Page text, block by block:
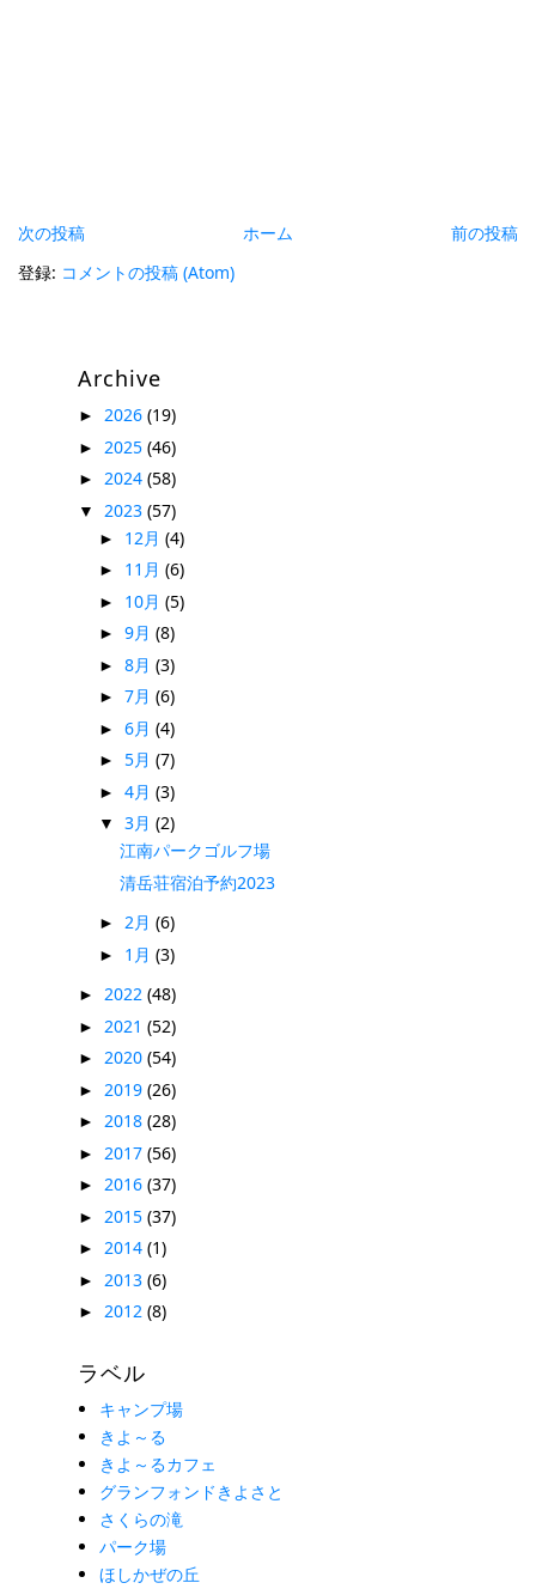
次の投稿 前の投稿
ホーム
登録: コメントの投稿 (Atom)
Archive
► 2026 (19)
► 2025 (46)
► 2024 (58)
▼ 2023 (57)
► 12月 (4)
► 11月 (6)
► 10月 (5)
► 9月 (8)
► 8月 (3)
► 7月 (6)
► 6月 (4)
► 5月 (7)
► 4月 (3)
▼ 3月 (2)
江南パークゴルフ場
清岳荘宿泊予約2023
► 2月 (6)
► 1月 (3)
► 2022 (48)
► 2021 (52)
► 2020 (54)
► 2019 (26)
► 2018 (28)
► 2017 (56)
► 2016 (37)
► 2015 (37)
► 2014 (1)
► 2013 (6)
► 2012 (8)
ラベル
キャンプ場
きよ～る
きよ～るカフェ
グランフォンドきよさと
さくらの滝
パーク場
ほしかぜの丘